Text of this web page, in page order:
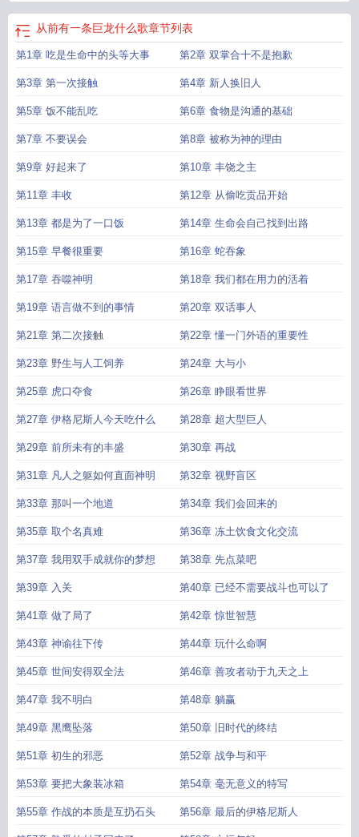
从前有一条巨龙什么歌章节列表
第1章 吃是生命中的头等大事 第2章 双掌合十不是抱歉
第3章 第一次接触 第4章 新人换旧人
第5章 饭不能乱吃 第6章 食物是沟通的基础
第7章 不要误会 第8章 被称为神的理由
第9章 好起来了 第10章 丰饶之主
第11章 丰收 第12章 从偷吃贡品开始
第13章 都是为了一口饭 第14章 生命会自己找到出路
第15章 早餐很重要 第16章 蛇吞象
第17章 吞噬神明 第18章 我们都在用力的活着
第19章 语言做不到的事情 第20章 双话事人
第21章 第二次接触 第22章 懂一门外语的重要性
第23章 野生与人工饲养 第24章 大与小
第25章 虎口夺食 第26章 睁眼看世界
第27章 伊格尼斯人今天吃什么 第28章 超大型巨人
第29章 前所未有的丰盛 第30章 再战
第31章 凡人之躯如何直面神明 第32章 视野盲区
第33章 那叫一个地道 第34章 我们会回来的
第35章 取个名真难 第36章 冻土饮食文化交流
第37章 我用双手成就你的梦想 第38章 先点菜吧
第39章 入关 第40章 已经不需要战斗也可以了
第41章 做了局了 第42章 惊世智慧
第43章 神谕往下传 第44章 玩什么命啊
第45章 世间安得双全法 第46章 善攻者动于九天之上
第47章 我不明白 第48章 躺赢
第49章 黑鹰坠落 第50章 旧时代的终结
第51章 初生的邪恶 第52章 战争与和平
第53章 要把大象装冰箱 第54章 毫无意义的特写
第55章 作战的本质是互扔石头 第56章 最后的伊格尼斯人